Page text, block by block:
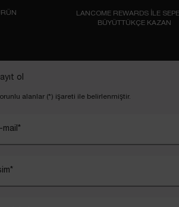
LANCOME REWARDS İLE
BÜYÜTTÜKÇE KAZAN
ol
alanlar (*) işareti ile belirlenmiştir.
mail *
*